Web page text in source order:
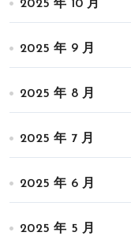
2025 年 10 月
2025 年 9 月
2025 年 8 月
2025 年 7 月
2025 年 6 月
2025 年 5 月